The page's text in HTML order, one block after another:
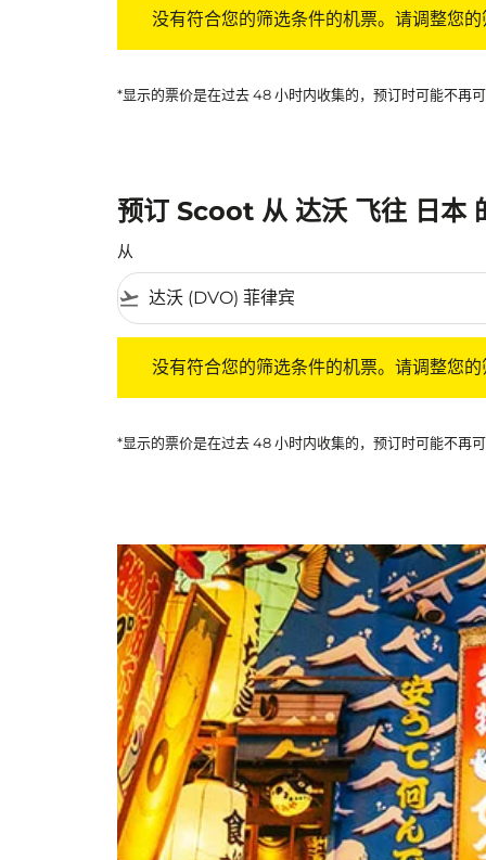
没有符合您的筛选条件的机票。请调整您的
*显示的票价是在过去 48 小时内收集的，预订时可能不再
预订 Scoot 从 达沃 飞往 日本
从
flight_takeoff
没有符合您的筛选条件的机票。请调整您的
*显示的票价是在过去 48 小时内收集的，预订时可能不再